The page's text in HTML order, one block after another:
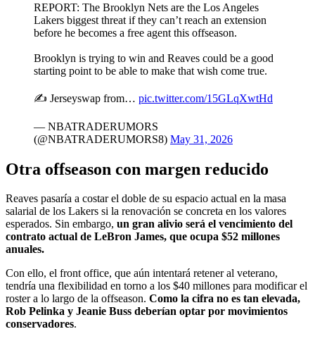
REPORT: The Brooklyn Nets are the Los Angeles
Lakers biggest threat if they can’t reach an extension
before he becomes a free agent this offseason.
Brooklyn is trying to win and Reaves could be a good
starting point to be able to make that wish come true.
✍️ Jerseyswap from… pic.twitter.com/15GLqXwtHd
— NBATRADERUMORS
(@NBATRADERUMORS8) May 31, 2026
Otra offseason con margen reducido
Reaves pasaría a costar el doble de su espacio actual en la masa
salarial de los Lakers si la renovación se concreta en los valores
esperados. Sin embargo, un gran alivio será el vencimiento del
contrato actual de LeBron James, que ocupa $52 millones
anuales.
Con ello, el front office, que aún intentará retener al veterano,
tendría una flexibilidad en torno a los $40 millones para modificar el
roster a lo largo de la offseason. Como la cifra no es tan elevada,
Rob Pelinka y Jeanie Buss deberían optar por movimientos
conservadores.